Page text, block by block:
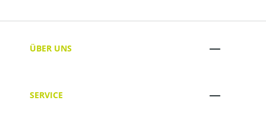
ÜBER UNS
SERVICE